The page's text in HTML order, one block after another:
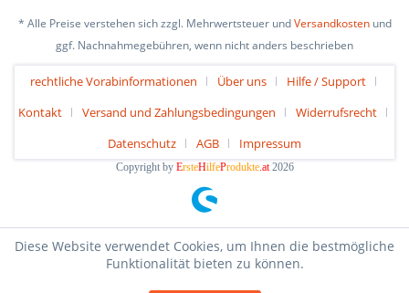
* Alle Preise verstehen sich zzgl. Mehrwertsteuer undVersandkostenund
ggf. Nachnahmegebühren, wenn nicht anders beschrieben
rechtliche Vorabinformationen Über uns
Hilfe / Support
Kontakt
Versand und Zahlungsbedingungen
Widerrufsrecht
Datenschutz
AGB Impressum
Copyright by ErsteHilfeProdukte.at2026
Diese Website verwendet Cookies, um Ihnen die bestmögliche
Funktionalität bieten zu können.